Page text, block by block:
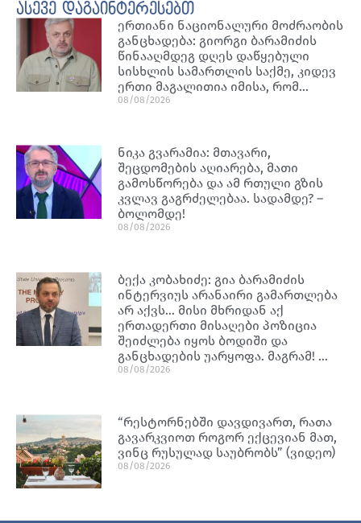
ასევე დაგაინტერესებთ
ერთიანი ნაციონალური მოძრაობის
განცხადება: გიორგი ბარამიძის
წინააღმდეგ დღეს დაწყებული
სისხლის სამართლის საქმე, კიდევ
ერთი მაგალითია იმისა, რომ…
08/08/2026
ნიკა გვარამია: მთავარი,
შეცდომების აღიარება, მათი
გამოსწორება და ამ რთული გზის
კვლავ გაგრძელებაა. სადამდე? –
ბოლომდე!
08/08/2026
ბექა კობახიძე: გია ბარამიძის
ინტერვიუს არანაირი გამართლება
არ აქვს… მისი მხრიდან აქ
ერთადერთი მისაღები პოზიცია
შეიძლება იყოს ბოდიში და
განცხადების უარყოფა. მაგრამ! …
08/08/2026
“რესტორნებში დავდივართ, რათა
გავარკვიოთ როგორ ექცევიან მათ,
ვინც რუსულად საუბრობს” (ვიდეო)
08/08/2026